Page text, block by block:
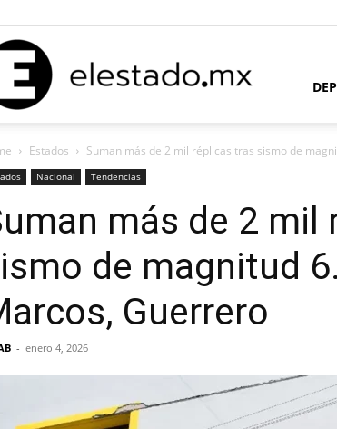
Mx
Estados Suman más de 2 mil réplicas tras sismo de
Nacional Tendencias
más de 2 mil
de magnitud
Guerrero
- enero 4, 2026